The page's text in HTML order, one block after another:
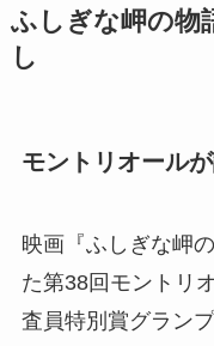
ふしぎな岬の物
し
モントリオール
映画『ふしぎな岬
た第38回モントリ
査員特別賞グラン